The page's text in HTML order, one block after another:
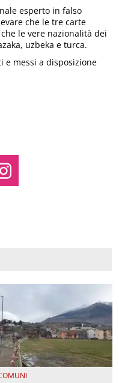
esperto in falso
che le tre carte
le vere nazionalità dei
uzbeka e turca.
e messi a disposizione